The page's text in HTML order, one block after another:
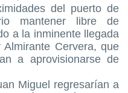
del puerto de
mantener libre de
a la inminente llegada
Cervera, que
a aprovisionarse de
Miguel regresarían a